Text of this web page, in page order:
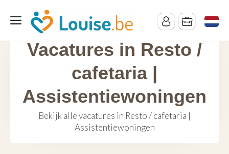
Vacatures in Resto /
cafetaria |
Assistentiewoningen
Bekijk alle vacatures in Resto / cafetaria |
Assistentiewoningen